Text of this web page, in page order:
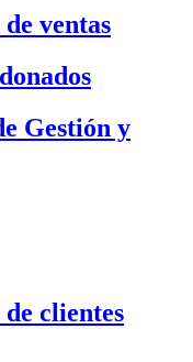
ventas
Gestión y
clientes